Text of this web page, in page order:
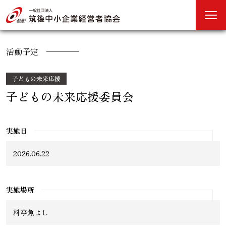
活動予定
子どもの未来応援
子どもの未来応援委員会
実施日
2026.06.22
実施場所
料亭魚よし